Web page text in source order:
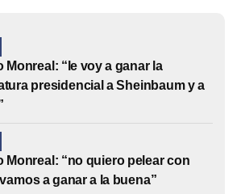
Monreal: “le voy a ganar la
presidencial a Sheinbaum y a
Monreal: “no quiero pelear con
a ganar a la buena”